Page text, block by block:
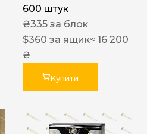
600 штук
₴335 за блок
$360 за ящик≈ 16 200
₴
Купити